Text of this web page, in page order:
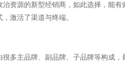
资源的新型经销商，如此选择，能
激活了渠道与终端。
主品牌、副品牌、子品牌等构成，